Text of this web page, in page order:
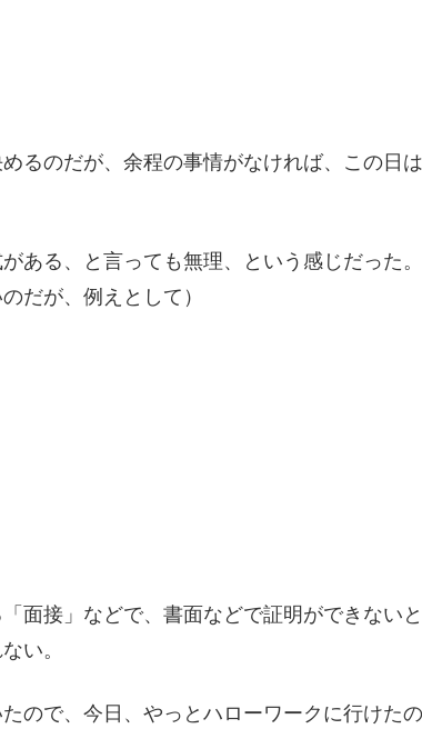
るのだが、余程の事情がなければ、この日
ある、と言っても無理、という感じだった
だが、例えとして）
面接」などで、書面などで証明ができない
い。
ので、今日、やっとハローワークに行けた